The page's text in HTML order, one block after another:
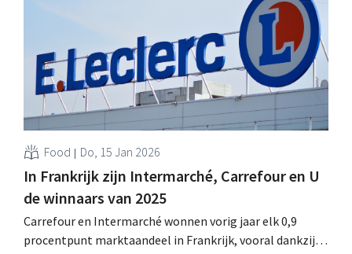
Food Do, 15 Jan 2026
In Frankrijk zijn Intermarché, Carrefour en U
de winnaars van 2025
Carrefour en Intermarché wonnen vorig jaar elk 0,9
procentpunt marktaandeel in Frankrijk, vooral dankzij